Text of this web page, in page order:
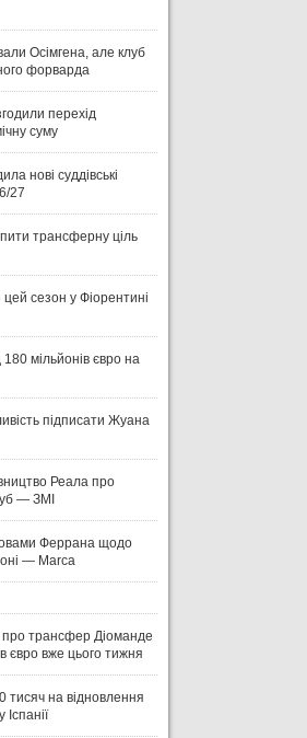
ВІСІМ МАТЧІВ — НУЛЬ
ПЕРЕМОГ: ЯК ДИНАМО, ЛНЗ ТА
Осімгена, але клуб
форварда
перехід
суму
нові суддівські
27
трансферну ціль
сезон у Фіорентині
мільйонів євро на
підписати Жуана
Реала про
— ЗМІ
Феррана щодо
— Marca
про трансфер Діоманде
євро вже цього тижня
тисяч на відновлення